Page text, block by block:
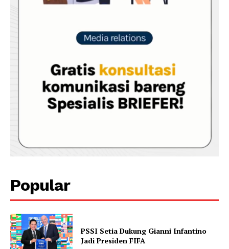
Popular
PSSI Setia Dukung Gianni Infantino
Jadi Presiden FIFA